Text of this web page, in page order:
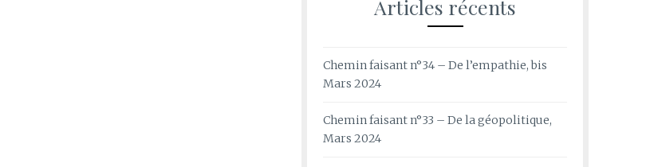
Articles récents
Chemin faisant n°34 – De l’empathie, bis
Mars 2024
Chemin faisant n°33 – De la géopolitique,
Mars 2024